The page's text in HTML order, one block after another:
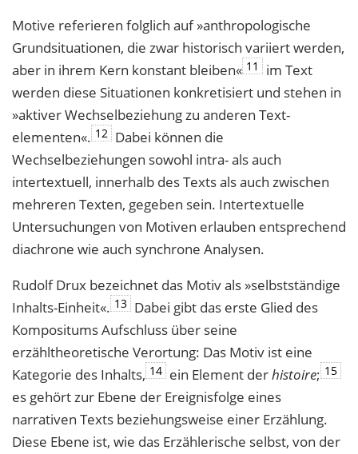
Motive referieren folglich auf »anthropologische
Grundsituationen, die zwar histo­risch variiert werden,
aber in ihrem Kern konstant bleiben« 11
im Text
werden diese Situationen konkretisiert und stehen in
»aktiver Wechselbeziehung zu anderen Text­
elementen«. 12 Dabei können die
Wechselbeziehungen sowohl intra- als auch
intertextuell, innerhalb des Texts als auch zwischen
mehreren Texten, gegeben sein. Intertextuelle
Untersuchungen von Motiven erlauben entsprechend
diachrone wie auch synchrone Analysen.
Rudolf Drux bezeichnet das Motiv als »selbstständige
Inhalts-Einheit«. 13 Dabei gibt das erste Glied des
Kompositums Aufschluss über seine
erzähltheoretische Verortung: Das Motiv ist eine
Kategorie des Inhalts, 14 ein Element derhistoire; 15
es gehört zur Ebene der Ereignisfolge eines
narrativen Texts beziehungsweise einer Erzählung.
Diese Ebene ist, wie das Erzählerische selbst, von der